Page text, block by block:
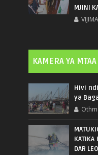
MJINI
KAMERA YA
Hivi
ya
KATIKA
DAR LEO